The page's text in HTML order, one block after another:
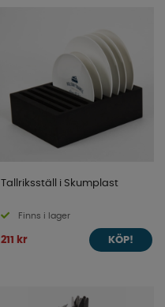
Tallriksställ i Skumplast
Finns i lager
211 kr KÖP!